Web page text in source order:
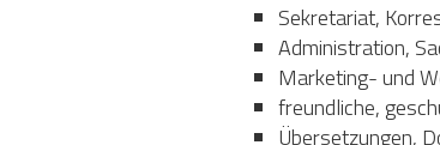
Sekretariat,
Administration,
Marketing- und
freundliche,
Übersetzungen,